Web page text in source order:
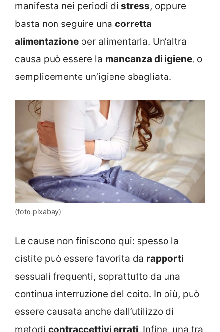
manifesta nei periodi di stress, oppure
basta non seguire una corretta
alimentazione per alimentarla. Un’altra
causa può essere la mancanza di igiene, o
semplicemente un’igiene sbagliata.
(foto pixabay)
Le cause non finiscono qui: spesso la
cistite può essere favorita da rapporti
sessuali frequenti, soprattutto da una
continua interruzione del coito. In più, può
essere causata anche dall’utilizzo di
metodi contraccettivi errati. Infine, una tra